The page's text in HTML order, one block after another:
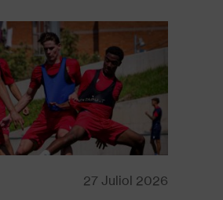
27 Juliol 2026